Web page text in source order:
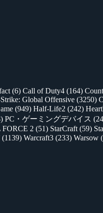
(6) Call of Duty4 (164)
Global Offensive (3250)
(949) Half-Life2 (242)
PC・ゲーミングデバイス
FORCE 2 (51) StarCraft (59)
(1139) Warcraft3 (233) Warsow